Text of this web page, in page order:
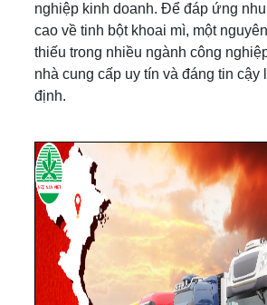
nghiệp kinh doanh. Để đáp ứng
cao về tinh bột khoai mì, một
thiếu trong nhiều ngành công
nhà cung cấp uy tín và đáng tin cậy
định.